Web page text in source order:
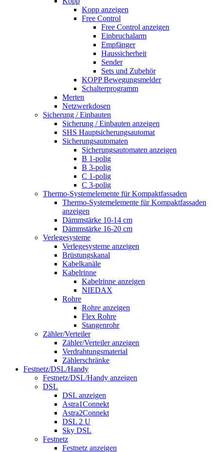
Kopp anzeigen
Free Control
Free Control anzeigen
Einbruchalarm
Empfänger
Haussicherheit
Sender
Sets und Zubehör
KOPP Bewegungsmelder
Schalterprogramm
Merten
Netzwerkdosen
Sicherung / Einbauten
Sicherung / Einbauten anzeigen
SHS Hauptsicherungsautomat
Sicherungsautomaten
Sicherungsautomaten anzeigen
B 1-polig
B 3-polig
C 1-polig
C 3-polig
Thermo-Systemelemente für Kompaktfassaden
Thermo-Systemelemente für Kompaktfassaden
anzeigen
Dämmstärke 10-14 cm
Dämmstärke 16-20 cm
Verlegesysteme
Verlegesysteme anzeigen
Brüstungskanal
Kabelkanäle
Kabelrinne
Kabelrinne anzeigen
NIEDAX
Rohre
Rohre anzeigen
Flex Rohre
Stangenrohr
Zähler/Verteiler
Zähler/Verteiler anzeigen
Verdrahtungsmaterial
Zählerschränke
Festnetz/DSL/Handy
Festnetz/DSL/Handy anzeigen
DSL
DSL anzeigen
Astra1Connekt
Astra2Connekt
DSL 2 U
Sky DSL
Festnetz
Festnetz anzeigen